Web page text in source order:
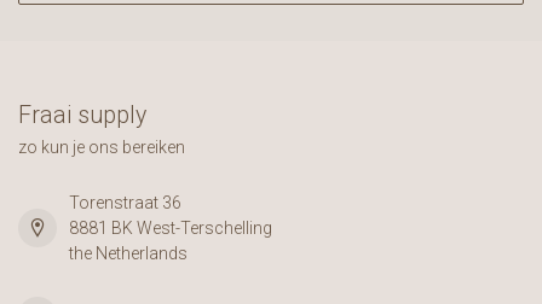
Fraai supply
zo kun je ons bereiken
Torenstraat 36
8881 BK West-Terschelling
the Netherlands